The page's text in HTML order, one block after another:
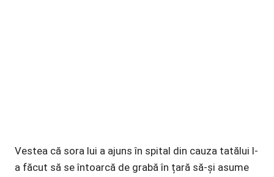
Vestea că sora lui a ajuns în spital din cauza tatălui l-
a făcut să se întoarcă de grabă în țară să-și asume